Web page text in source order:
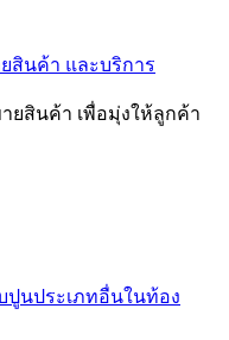
สินค้า และบริการ
ยสินค้า เพื่อมุ่งให้ลูกค้า
ปูนประเภทอื่นในท้อง